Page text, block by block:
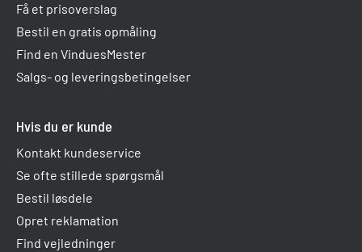
Få et prisoverslag
Bestil en gratis opmåling
Find en VinduesMester
Salgs- og leveringsbetingelser
Hvis du er kunde
Kontakt kundeservice
Se ofte stillede spørgsmål
Bestil løsdele
Opret reklamation
Find vejledninger